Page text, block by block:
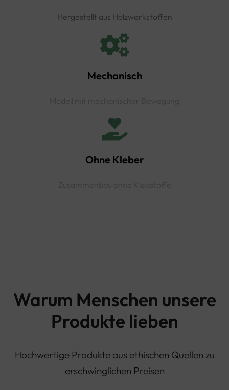
Hergestellt aus Holzwerkstoffen
Mechanisch
Ohne Kleber
Warum Menschen unsere
Produkte lieben
Hochwertige Produkte aus ethischen Quellen zu
erschwinglichen Preisen